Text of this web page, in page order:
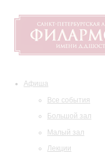
Афиша
Все события
Большой зал
Малый зал
Лекции